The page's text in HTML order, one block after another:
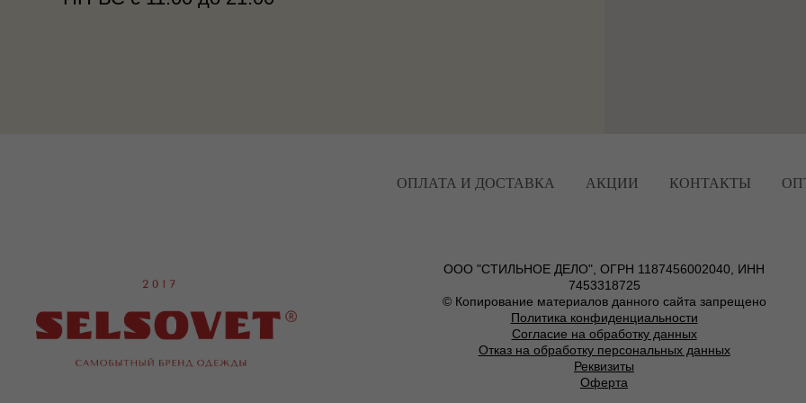
ОПЛАТА И ДОСТАВКА АКЦИИ КОНТАКТЫ
ООО "СТИЛЬНОЕ ДЕЛО", ОГРН 1187456002040, ИНН
7453318725
© Копирование материалов данного сайта запрещено
Политика конфиденциальности
Согласие на обработку данных
Отказ на обработку персональных данных
Реквизиты
Оферта